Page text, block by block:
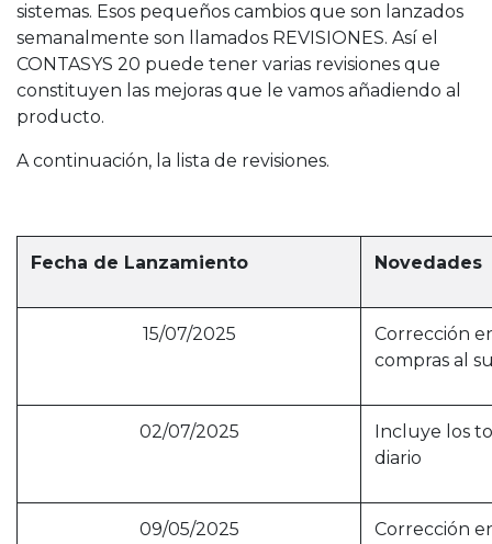
sistemas. Esos pequeños cambios que son lanzados
semanalmente son llamados REVISIONES. Así el
CONTASYS 20 puede tener varias revisiones que
constituyen las mejoras que le vamos añadiendo al
producto.
A continuación, la lista de revisiones.
Fecha de Lanzamiento Novedades
15/07/2025
Corrección
compras al
02/07/2025
Incluye los
diario
09/05/2025
Corrección